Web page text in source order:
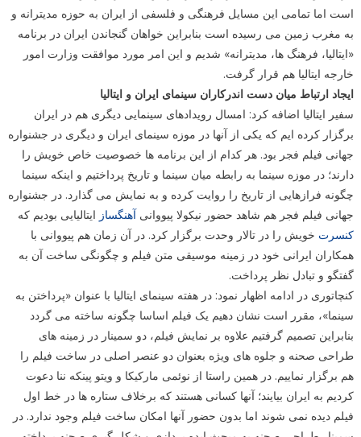
است اما تمامی این مسایل فرهنگی و فلسفی از ایران به حوزه مدیترانه و
به مغرب زمین می رسیده است بنابراین خواهان گنجاندن ایران در برنامه
«ایتالیا، فرهنگ ها، مدیترانه» شدیم و این امر مورد موافقت وزارت امور
خارجه ایتالیا هم قرار گرفت.
ایجاد ارتباط میان دست اندرکاران سینمای ایران و ایتالیا
سفیر ایتالیا اضافه کرد: امسال رویدادهای سینمایی دیگری هم در ایران
برگزار کرده ایم که یکی از آنها در موزه سینمای ایران و دیگری در جشنواره
جهانی فیلم فجر بود. هر کدام از این برنامه ها خصوصیت خاص خویش را
دارند؛ در موزه سینما به رابطه میان سینما و تاریخ پرداختیم و اینکه سینما
چگونه فرازهایی از تاریخ را روایت کرده و به نمایش می گذارد. در جشنواره
جهانی فیلم فجر هم شاهد حضور نیکولا پیووانی آهنگساز ایتالیایی بودیم که
کنسرت خویش را در تالار وحدت برگزار کرد. در آن زمان هم پیووانی با
همکاران ایرانی خود در زمینه موسیقی متن فیلم و چگونگی ساخت آن به
گفتگو و تبادل نظر پرداخت.
کنچاتوری در ادامه اظهار نمود: در هفته سینمای ایتالیا با عنوان «پرداختن به
سینما»، مقرر است نشان دهیم یک فیلم اساسا چگونه ساخته می گردد
بنابراین تصمیم گرفتیم علاوه بر نمایش فیلم، دو سمینار در زمینه های
طراحی صحنه و جلوه های ویژه بعنوان دو عنصر اصلی در ساخت فیلم را
هم برگزار نماییم. در همین راستا از نوئمی مارکیکا و ویتو پینکه ننا دعوت
کردیم به ایران بیایند؛ آنها کسانی هستند که برخلاف ستاره ها در خط اول
فیلم دیده نمی شوند اما بدون حضور آنها امکان ساخت فیلم وجود ندارد. در